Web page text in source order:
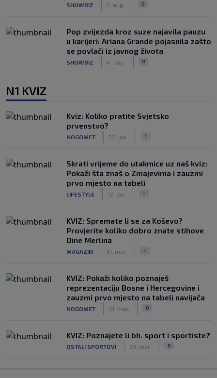
SHOWBIZ 5. aug. 0
Pop zvijezda kroz suze najavila pauzu
u karijeri: Ariana Grande pojasnila zašto
se povlači iz javnog života
SHOWBIZ 4. aug. 0
N1 KVIZ
Kviz: Koliko pratite Svjetsko
prvenstvo?
NOGOMET 22. jun. 1
Skrati vrijeme do utakmice uz naš kviz:
Pokaži šta znaš o Zmajevima i zauzmi
prvo mjesto na tabeli
LIFESTYLE 12. jun. 1
KVIZ: Spremate li se za Koševo?
Provjerite koliko dobro znate stihove
Dine Merlina
MAGAZIN 31. mar. 1
KVIZ: Pokaži koliko poznaješ
reprezentaciju Bosne i Hercegovine i
zauzmi prvo mjesto na tabeli navijača
NOGOMET 31. mar. 0
KVIZ: Poznajete li bh. sport i sportiste?
OSTALI SPORTOVI 23. mar. 0